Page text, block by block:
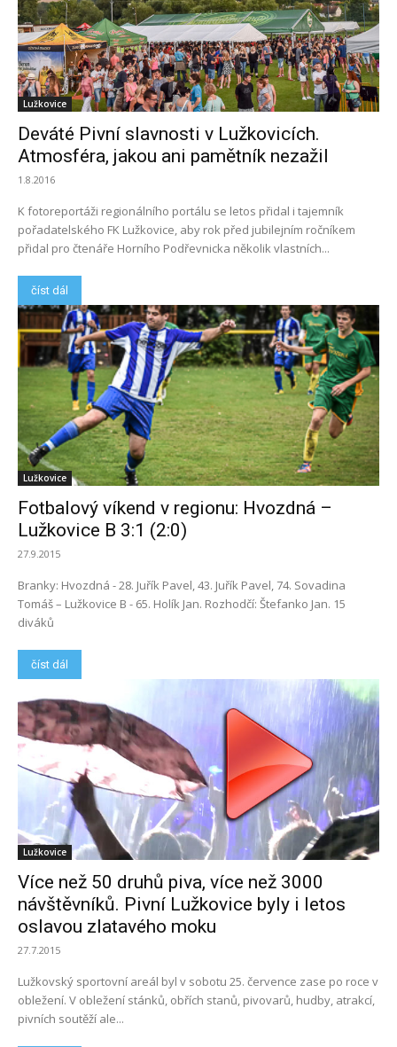
Lužkovice
Deváté Pivní slavnosti v Lužkovicích.
Atmosféra, jakou ani pamětník nezažil
1.8.2016
K fotoreportáži regionálního portálu se letos přidal i tajemník
pořadatelského FK Lužkovice, aby rok před jubilejním ročníkem
přidal pro čtenáře Horního Podřevnicka několik vlastních...
číst dál
Lužkovice
Fotbalový víkend v regionu: Hvozdná –
Lužkovice B 3:1 (2:0)
27.9.2015
Branky: Hvozdná - 28. Juřík Pavel, 43. Juřík Pavel, 74. Sovadina
Tomáš – Lužkovice B - 65. Holík Jan. Rozhodčí: Štefanko Jan. 15
diváků
číst dál
Lužkovice
Více než 50 druhů piva, více než 3000
návštěvníků. Pivní Lužkovice byly i letos
oslavou zlatavého moku
27.7.2015
Lužkovský sportovní areál byl v sobotu 25. července zase po roce v
obležení. V obležení stánků, obřích stanů, pivovarů, hudby, atrakcí,
pivních soutěží ale...